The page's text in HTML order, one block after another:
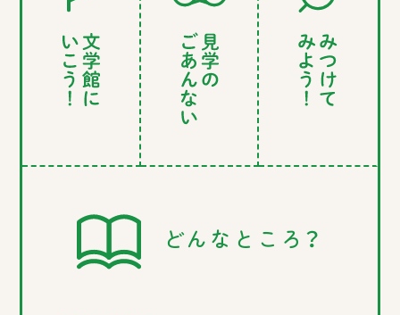
どんなところ？